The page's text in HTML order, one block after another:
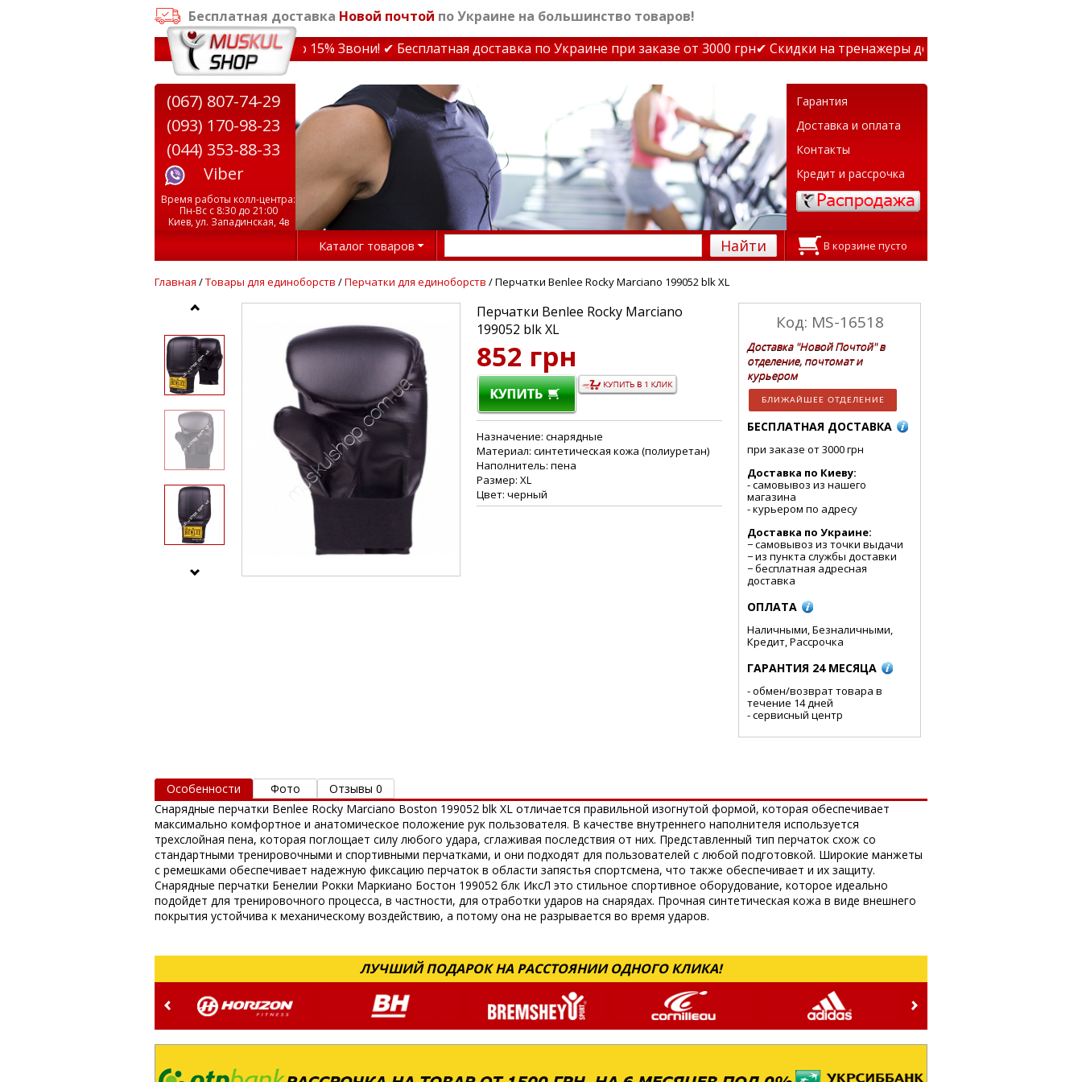
Бесплатная доставка Новой почтой по Украине на большинство товаров!
✔ Скидки на тренажеры до 15% Звони! ✔ Бесплатная доставка по Украине при заказе от 3000 грн✔ Скидки на тренажеры до 15% Звони! ✔ Бесплатная
Гарантия
Доставка и оплата
Контакты
Кредит и рассрочка
(067) 807-74-29
(093) 170-98-23
(044) 353-88-33
Viber
Время работы колл-центра:
Пн-Вс с 8:30 до 21:00
Киев, ул. Западинская, 4в
Каталог товаров Найти В корзине пусто
Главная /Товары для единоборств /Перчатки для единоборств / Перчатки Benlee Rocky Marciano 199052 blk XL
Перчатки Benlee Rocky Marciano
199052 blk XL
852 грн
Назначение: снарядные
Материал: синтетическая кожа (полиуретан)
Наполнитель: пена
Размер: XL
Цвет: черный
Код: MS-16518
Доставка "Новой Почтой" в
отделение, почтомат и
курьером
БЛИЖАЙШЕЕ ОТДЕЛЕНИЕ
БЕСПЛАТНАЯ ДОСТАВКА
при заказе от 3000 грн
Доставка по Киеву:
- cамовывоз из нашего
магазина
- курьером по адресу
Доставка по Украине:
− самовывоз из точки выдачи
− из пункта службы доставки
− бесплатная адресная
доставка
ОПЛАТА
Наличными, Безналичными,
Кредит, Рассрочка
ГАРАНТИЯ 24 МЕСЯЦА
- обмен/возврат товара в
течение 14 дней
- сервисный центр
Особенности Фото
Отзывы 0
Снарядные перчатки Benlee Rocky Marciano Boston 199052 blk XL отличается правильной изогнутой формой, которая обеспечивает
максимально комфортное и анатомическое положение рук пользователя. В качестве внутреннего наполнителя используется
трехслойная пена, которая поглощает силу любого удара, сглаживая последствия от них. Представленный тип перчаток схож со
стандартными тренировочными и спортивными перчатками, и они подходят для пользователей с любой подготовкой. Широкие манжеты
с ремешками обеспечивает надежную фиксацию перчаток в области запястья спортсмена, что также обеспечивает и их защиту.
Снарядные перчатки Бенелии Рокки Маркиано Бостон 199052 блк ИксЛ это стильное спортивное оборудование, которое идеально
подойдет для тренировочного процесса, в частности, для отработки ударов на снарядах. Прочная синтетическая кожа в виде внешнего
покрытия устойчива к механическому воздействию, а потому она не разрывается во время ударов.
ЛУЧШИЙ ПОДАРОК НА РАССТОЯНИИ ОДНОГО КЛИКА!